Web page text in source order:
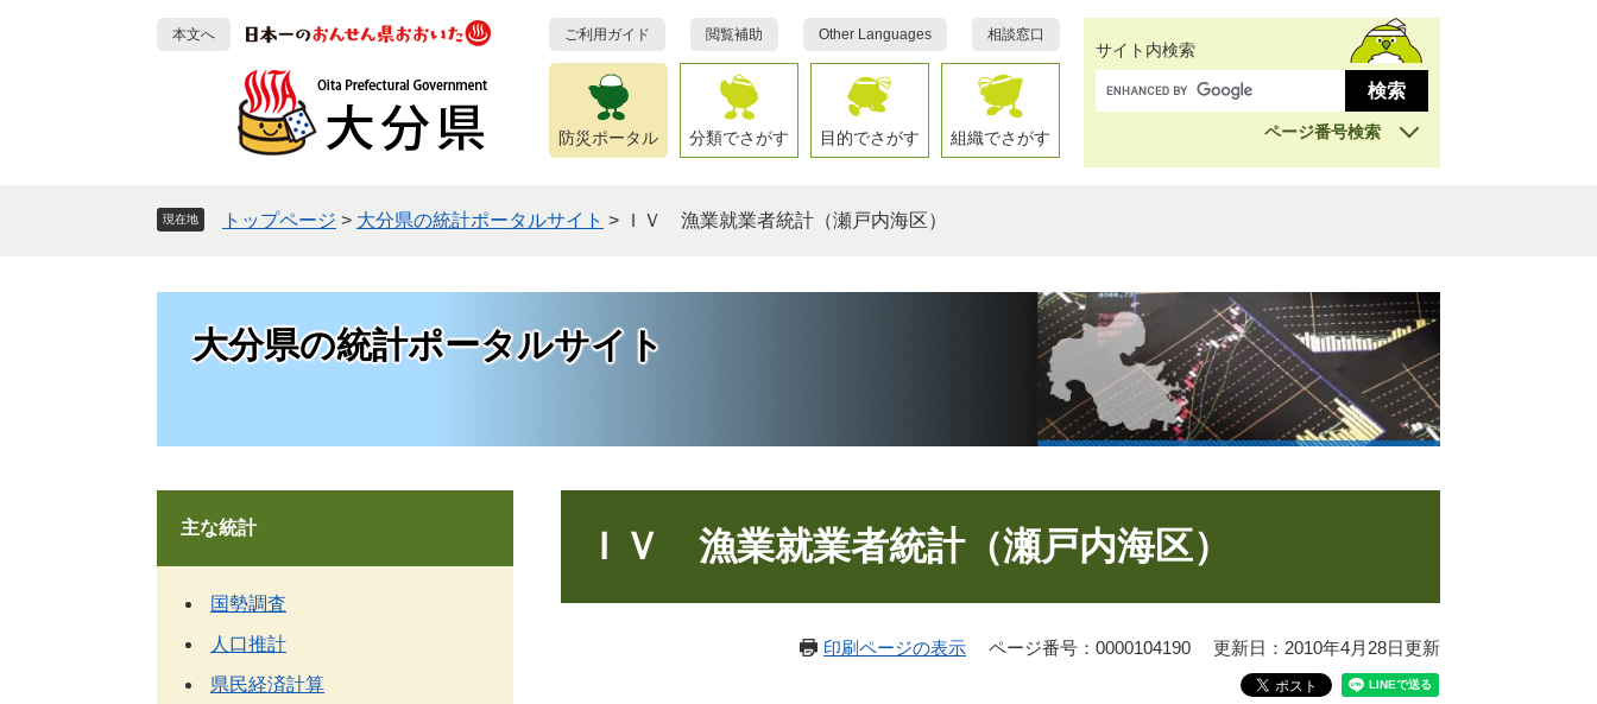
本文へ ご利用ガイド 閲覧補助 Other Languages 相談窓口
防災ポータル 分類でさがす 目的でさがす 組織でさがす
サイト内検索
ページ番号検索
現在地 トップページ > 大分県の統計ポータルサイト > ＩＶ 漁業就業者統計（瀬戸内海区）
大分県の統計ポータルサイト
ＩＶ 漁業就業者統計（瀬戸内海区）
印刷ページの表示 ページ番号：0000104190 更新日：2010年4月28日更新
主な統計
国勢調査
人口推計
県民経済計算